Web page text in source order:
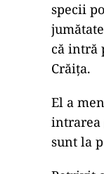
specii
că intră
Crăiţa.
El a
intrarea
sunt la